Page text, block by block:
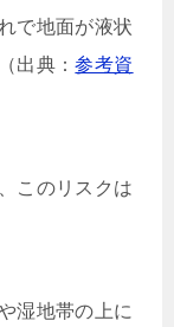
で地面が液状
出典：参考資
このリスクは
湿地帯の上に